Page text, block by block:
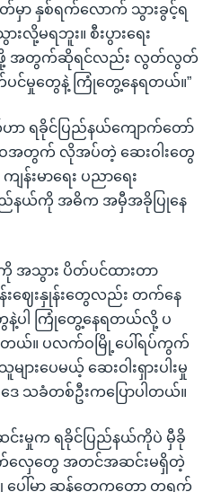
မှာ နှစ်ရက်လောက် သွားခွင့်ရ
လို့မရဘူး။ စီးပွားရေး
ယူဖို့ အတွက်ဆိုရင်လည်း လွတ်လွတ်
ပင်မှုတွေနဲ့ ကြုံတွေ့နေရတယ်။”
ာ ရခိုင်ပြည်နယ်ကျောက်တော်
အတွက် လိုအပ်တဲ့ ဆေးဝါးတွေ
ျန်းမာရေး ပညာရေး
ြည်နယ်ကို အဓိက အမှီအခိုပြုနေ
အသွား ပိတ်ပင်ထားတာ
းဈေးနှုန်းတွေလည်း တက်နေ
နဲ့ပါ ကြုံတွေ့နေရတယ်လို့ ပ
တယ်။ ပလက်ဝမြို့ပေါ်ရပ်ကွက်
ားပေမယ့် ဆေးဝါးရှားပါးမှု
ခံတစ်ဦးကပြောပါတယ်။
မှုက ရခိုင်ပြည်နယ်ကိုပဲ မှီခို
လှေတွေ အတင်အဆင်းမရှိတဲ့
ေါ်မှာ ဆန်တွေကတော့ တရက်